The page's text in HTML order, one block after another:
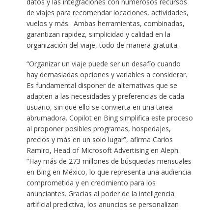
de viajes para recomendar locaciones, actividades,
vuelos y más. Ambas herramientas, combinadas,
garantizan rapidez, simplicidad y calidad en la
organización del viaje, todo de manera gratuita.
“Organizar un viaje puede ser un desafío cuando
hay demasiadas opciones y variables a considerar.
Es fundamental disponer de alternativas que se
adapten a las necesidades y preferencias de cada
usuario, sin que ello se convierta en una tarea
abrumadora. Copilot en Bing simplifica este proceso
al proponer posibles programas, hospedajes,
precios y más en un solo lugar”, afirma Carlos
Ramiro, Head of Microsoft Advertising en Aleph.
“Hay más de 273 millones de búsquedas mensuales
en Bing en México, lo que representa una audiencia
comprometida y en crecimiento para los
anunciantes. Gracias al poder de la inteligencia
artificial predictiva, los anuncios se personalizan